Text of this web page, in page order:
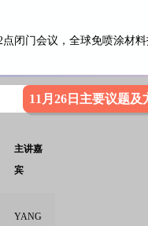
点闭门会议，全球免喷涂材
11月26日主要议题及
主讲嘉
宾
YANG